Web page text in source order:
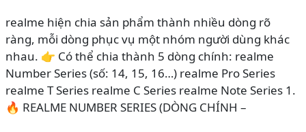
realme hiện chia sản phẩm thành nhiều dòng rõ
ràng, mỗi dòng phục vụ một nhóm người dùng khác
nhau. 👉 Có thể chia thành 5 dòng chính: realme
Number Series (số: 14, 15, 16…) realme Pro Series
realme T Series realme C Series realme Note Series 1.
🔥 REALME NUMBER SERIES (DÒNG CHÍNH –